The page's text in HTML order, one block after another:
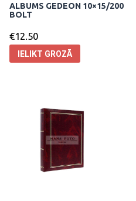
ALBUMS GEDEON 10×15/200
BOLT
€12.50
IELIKT GROZĀ